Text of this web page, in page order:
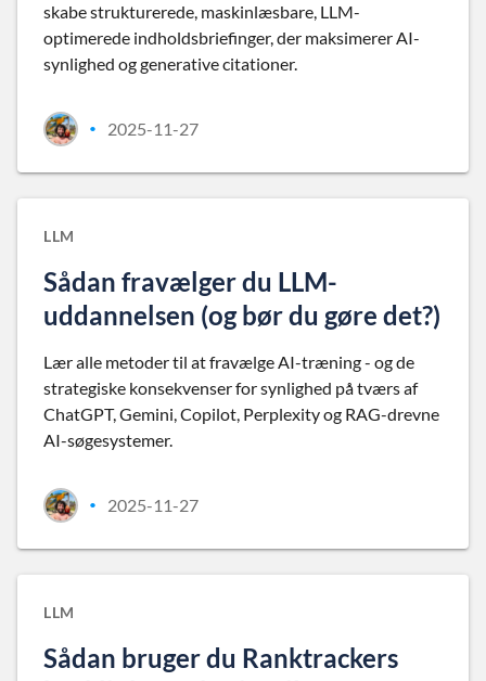
skabe strukturerede, maskinlæsbare, LLM-
optimerede indholdsbriefinger, der maksimerer AI-
synlighed og generative citationer.
• 2025-11-27
LLM
Sådan fravælger du LLM-
uddannelsen (og bør du gøre det?)
Lær alle metoder til at fravælge AI-træning - og de
strategiske konsekvenser for synlighed på tværs af
ChatGPT, Gemini, Copilot, Perplexity og RAG-drevne
AI-søgesystemer.
• 2025-11-27
LLM
Sådan bruger du Ranktrackers